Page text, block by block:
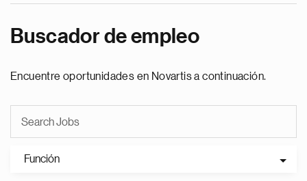
Buscador de empleo
Encuentre oportunidades en Novartis a continuación.
Función